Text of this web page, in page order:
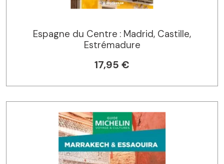
Espagne du Centre : Madrid, Castille,
Estrémadure
17,95 €